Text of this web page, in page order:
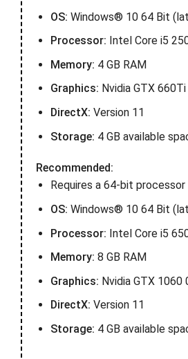
OS: Windows® 10 64 Bit
Processor: Intel Core i5
Memory: 4 GB RAM
Graphics: Nvidia GTX
DirectX: Version 11
Storage: 4 GB available
Recommended:
Requires a 64-bit
OS: Windows® 10 64 Bit
Processor: Intel Core i5
Memory: 8 GB RAM
Graphics: Nvidia GTX 1060
DirectX: Version 11
Storage: 4 GB available